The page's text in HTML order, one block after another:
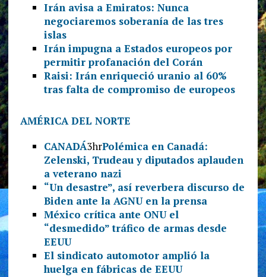
Irán avisa a Emiratos: Nunca
negociaremos soberanía de las tres
islas
Irán impugna a Estados europeos por
permitir profanación del Corán
Raisi: Irán enriqueció uranio al 60%
tras falta de compromiso de europeos
AMÉRICA DEL NORTE
CANADÁ3hrPolémica en Canadá:
Zelenski, Trudeau y diputados aplauden
a veterano nazi
“Un desastre”, así reverbera discurso de
Biden ante la AGNU en la prensa
México crítica ante ONU el
“desmedido” tráfico de armas desde
EEUU
El sindicato automotor amplió la
huelga en fábricas de EEUU